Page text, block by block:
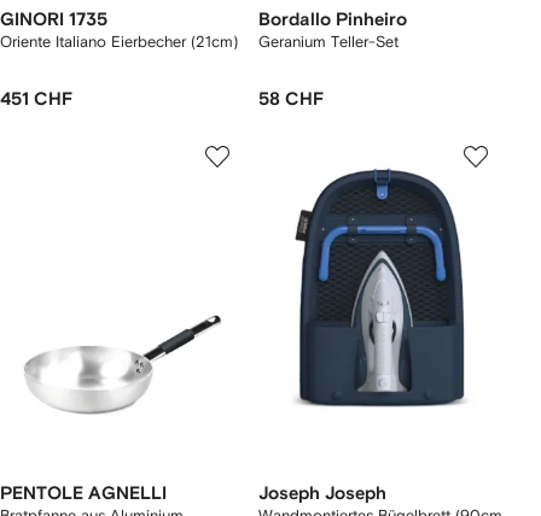
GINORI 1735
Oriente Italiano Eierbecher (21cm)
451 CHF
Bordallo Pinheiro
Geranium Teller-Set
58 CHF
PENTOLE AGNELLI Joseph Joseph